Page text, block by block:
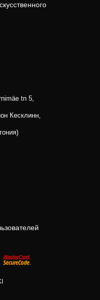
tn 5,
Кесклинн,